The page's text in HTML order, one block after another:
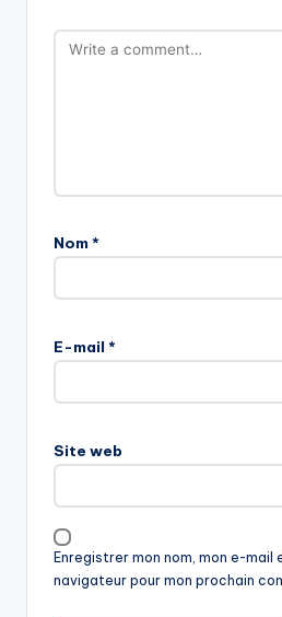
Nom *
E-mail *
Site web
Enregistrer mon nom, mon e-mail
navigateur pour mon prochain